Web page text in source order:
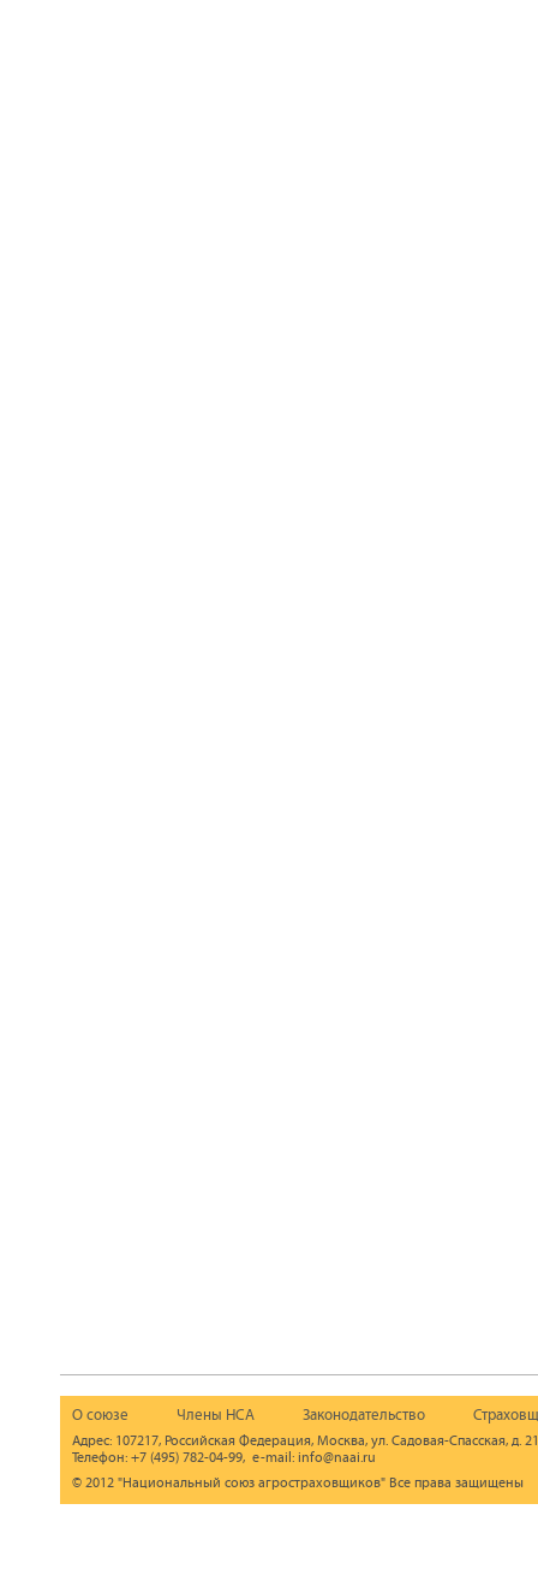
О союзе Члены НСА Законодательство
Адрес: 107217, Российская Федерация, Москва, ул. Садовая-Спасская, д.
Телефон: +7 (495) 782-04-99, e-mail: info@naai.ru
© 2012 "Национальный союз агростраховщиков" Все права защищены